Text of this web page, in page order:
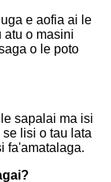
e aofia ai le
atu o masini
o le poto
sapalai ma isi
lisi o tau lata
fa'amatalaga.